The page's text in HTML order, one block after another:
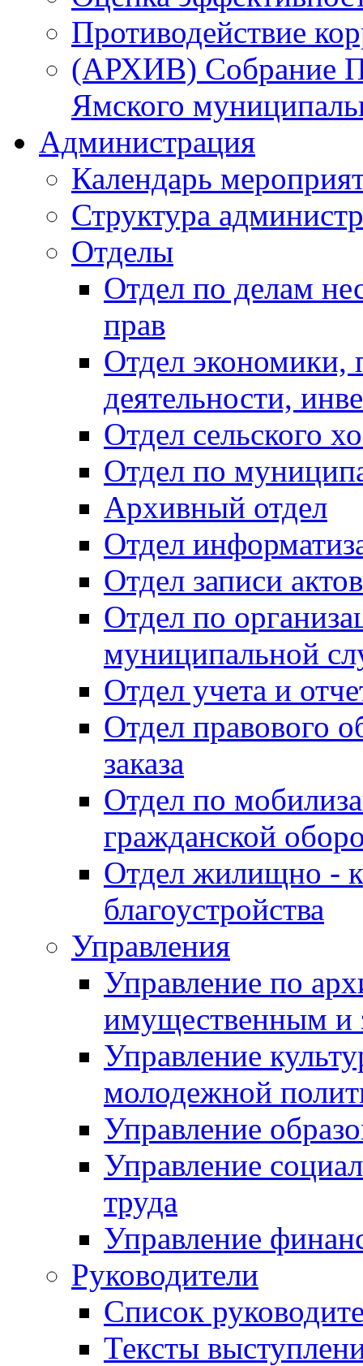
Противодействие
(АРХИВ) Собрание
Ямского
Администрация
Календарь
Структура
Отделы
Отдел по делам
прав
Отдел экономики,
деятельности,
Отдел сельского
Отдел по
Архивный отдел
Отдел
Отдел записи
Отдел по
муниципальной
Отдел учета и
Отдел правового
заказа
Отдел по
гражданской
Отдел жилищно -
благоустройства
Управления
Управление по
имущественным и
Управление
молодежной
Управление
Управление
труда
Управление
Руководители
Список
Тексты